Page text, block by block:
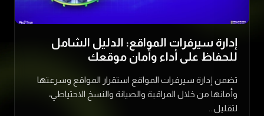
إدارة سيرفرات المواقع: الدليل الشامل
للحفاظ على أداء وأمان موقعك
تضمن إدارة سيرفرات المواقع استقرار المواقع وسرعتها
وأمانها من خلال المراقبة والصيانة والنسخ الاحتياطي،
لتقليل...